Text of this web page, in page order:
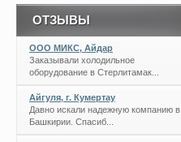
ОТЗЫВЫ
ООО МИКС, Айдар
Заказывали холодильное
оборудование в Стерлитамак...
Айгуля, г. Кумертау
Давно искали надежную компанию в
Башкирии. Спасиб...